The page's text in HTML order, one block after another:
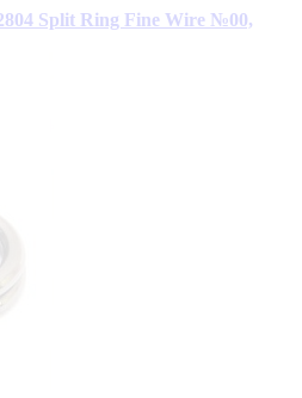
Split Ring Fine Wire №00,